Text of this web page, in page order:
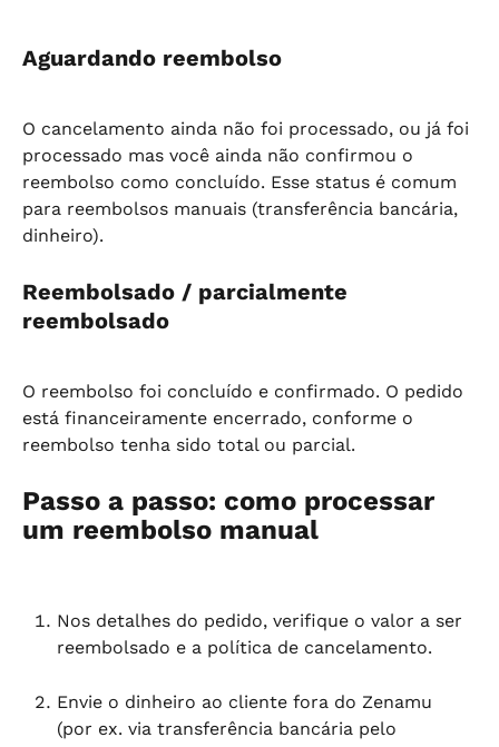
Aguardando reembolso
O cancelamento ainda não foi processado, ou já foi
processado mas você ainda não confirmou o
reembolso como concluído. Esse status é comum
para reembolsos manuais (transferência bancária,
dinheiro).
Reembolsado / parcialmente
reembolsado
O reembolso foi concluído e confirmado. O pedido
está financeiramente encerrado, conforme o
reembolso tenha sido total ou parcial.
Passo a passo: como processar
um reembolso manual
Nos detalhes do pedido, verifique o valor a ser
reembolsado e a política de cancelamento.
Envie o dinheiro ao cliente fora do Zenamu
(por ex. via transferência bancária pelo